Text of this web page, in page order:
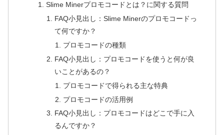
Slime Minerプロモコードとは？に関する質問
FAQ小見出し：Slime Minerのプロモコードっ
て何ですか？
プロモコードの種類
FAQ小見出し：プロモコードを使うと何が良
いことがあるの？
プロモコードで得られる主な特典
プロモコードの活用例
FAQ小見出し：プロモコードはどこで手に入
るんですか？